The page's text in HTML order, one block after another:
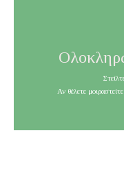
Αν θέλετε